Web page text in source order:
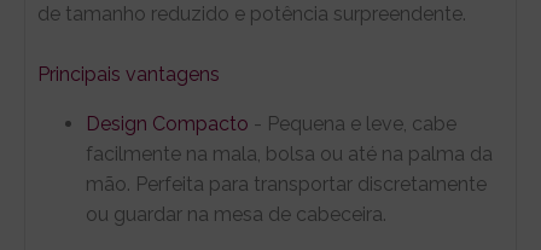
de tamanho reduzido e potência surpreendente.
Principais vantagens
Design Compacto - Pequena e leve, cabe
facilmente na mala, bolsa ou até na palma da
mão. Perfeita para transportar discretamente
ou guardar na mesa de cabeceira.